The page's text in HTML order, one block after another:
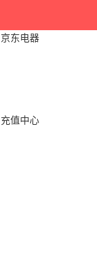
京东电器
充值中心